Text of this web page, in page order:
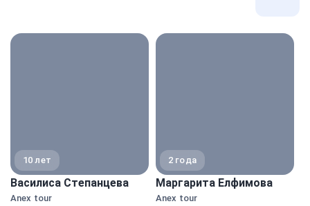
10 лет
Василиса Степанцева
Anex tour
2 года
Маргарита Елфимова
Anex tour